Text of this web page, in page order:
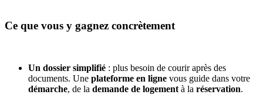
Ce que vous y gagnez concrètement
Un dossier simplifié : plus besoin de courir après des
documents. Une plateforme en ligne vous guide dans votre
démarche, de la demande de logement à la réservation.